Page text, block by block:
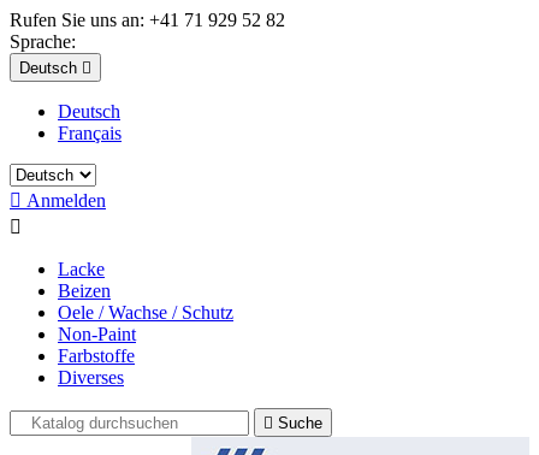
Rufen Sie uns an: +41 71 929 52 82
Sprache:
Deutsch 
Deutsch
Français
 Anmelden

Lacke
Beizen
Oele / Wachse / Schutz
Non-Paint
Farbstoffe
Diverses
 Suche